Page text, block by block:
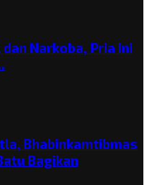
Narkoba, Pria Ini
Bhabinkamtibmas
Bagikan